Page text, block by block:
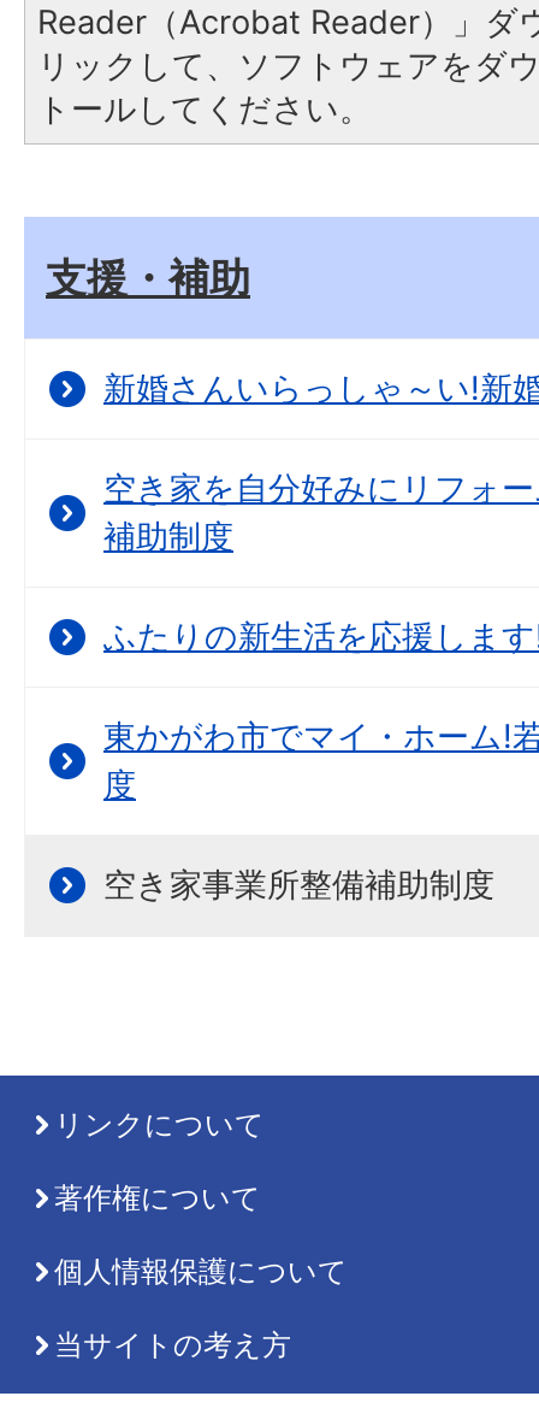
Reader（Acrobat Reader）」ダ
リックして、ソフトウェアをダ
トールしてください。
支援・補助
新婚さんいらっしゃ～い!新
空き家を自分好みにリフォ
補助制度
ふたりの新生活を応援しま
東かがわ市でマイ・ホーム!
度
空き家事業所整備補助制度
リンクについて
著作権について
個人情報保護について
当サイトの考え方